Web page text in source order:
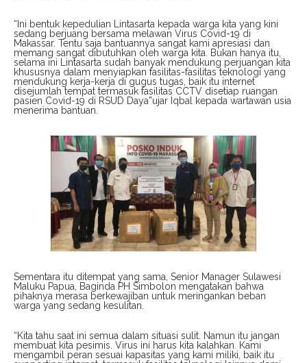
“Ini bentuk kepedulian Lintasarta kepada warga kita yang kini
sedang berjuang bersama melawan Virus Covid-19 di
Makassar. Tentu saja bantuannya sangat kami apresiasi dan
memang sangat dibutuhkan oleh warga kita. Bukan hanya itu,
selama ini Lintasarta sudah banyak mendukung perjuangan kita
khususnya dalam menyiapkan fasilitas-fasilitas teknologi yang
mendukung kerja-kerja di gugus tugas, baik itu internet
disejumlah tempat termasuk fasilitas CCTV disetiap ruangan
pasien Covid-19 di RSUD Daya”ujar Iqbal kepada wartawan usia
menerima bantuan.
Sementara itu ditempat yang sama, Senior Manager Sulawesi
Maluku Papua, Baginda PH Simbolon mengatakan bahwa
pihaknya merasa berkewajiban untuk meringankan beban
warga yang sedang kesulitan.
“Kita tahu saat ini semua dalam situasi sulit. Namun itu jangan
membuat kita pesimis. Virus ini harus kita kalahkan. Kami
mengambil peran sesuai kapasitas yang kami miliki, baik itu